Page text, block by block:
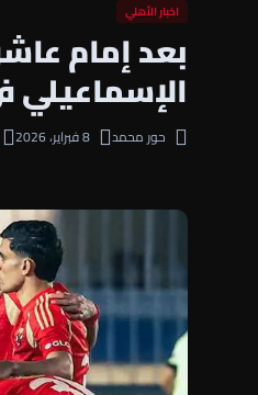
اخبار الأهلي
بعد إمام
الإسماعيلي
حور محمد 8 فبراير، 2026